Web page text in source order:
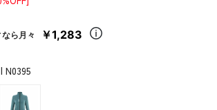
ら月々 ￥1,283
N0395